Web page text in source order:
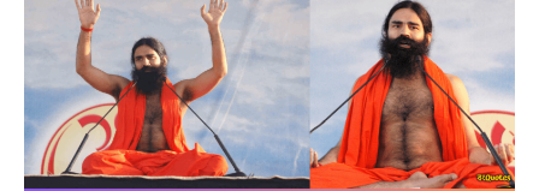
BENGALI LYRICS
BENGALI NAMES
BENGALI STORIES